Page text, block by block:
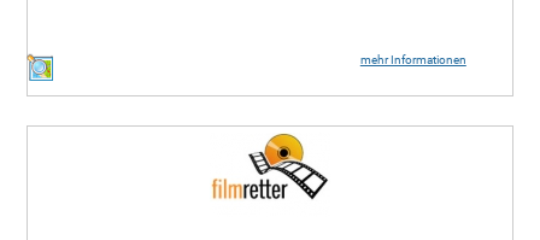
mehr Informationen